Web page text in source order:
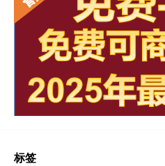
标签